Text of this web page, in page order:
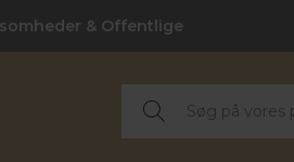
& Offentlige